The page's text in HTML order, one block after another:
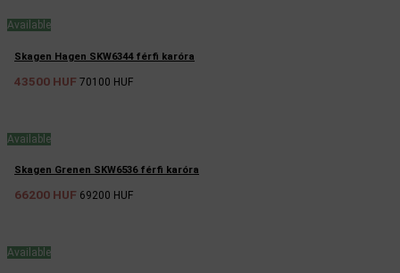
Available
Skagen Hagen SKW6344 férfi karóra
43500 HUF 70100 HUF
Available
Skagen Grenen SKW6536 férfi karóra
66200 HUF 69200 HUF
Available